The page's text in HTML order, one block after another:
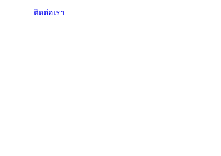
ติดต่อเรา